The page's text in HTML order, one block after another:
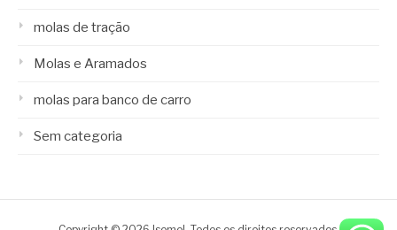
molas de tração
Molas e Aramados
molas para banco de carro
Sem categoria